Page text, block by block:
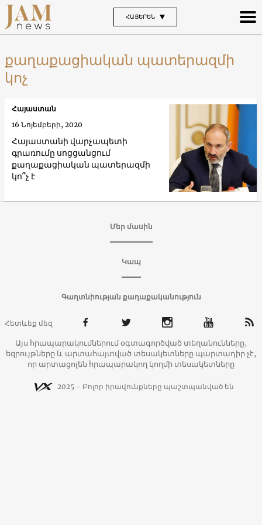
ՀԱՅԵՐԵՆ
քաղաքացիական պատերազմի
կոչ
Հայաստանի վարչապետի
գրառումը սոցցանցում
քաղաքացիական պատերազմի
կո՞չ է
Հայաստան
16 Նոյեմբերի, 2020
Մեր մասին
Կապ
Գաղտնիության քաղաքականություն
Հետևեք մեզ
Այս հրապարակումներում օգտագործված տեղանունները,
եզրույթները և արտահայտված տեսակետները պարտադիր չէ,
որ արտացոլեն հրապարակող կողմի տեսակետները
2025 - Բոլոր իրավունքները պաշտպանված են